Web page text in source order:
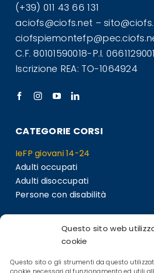
Questo sito web
cookie
Questo sito o gli strumenti da questo
cookie necessari al funzionamento ed utili
(+39) 011 43 66 131
aciofs@ciofs.net –
C.F. 80101590018-P.I.
Iscrizione REA: TO-1064924
CATEGORIE CORSI
IeFP giovani 14-24
Adulti occupati
Adulti disoccupati
Persone con disabilità
LINK
Contatti